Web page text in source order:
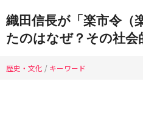
織田信長が「楽市令（
たのはなぜ？その社会
歴史・文化 / キーワード